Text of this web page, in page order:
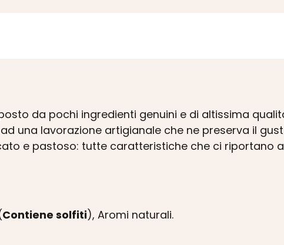
da pochi ingredienti genuini e di altissima
una lavorazione artigianale che ne preserva il
e pastoso: tutte caratteristiche che ci riportano
Contiene solfiti), Aromi naturali.